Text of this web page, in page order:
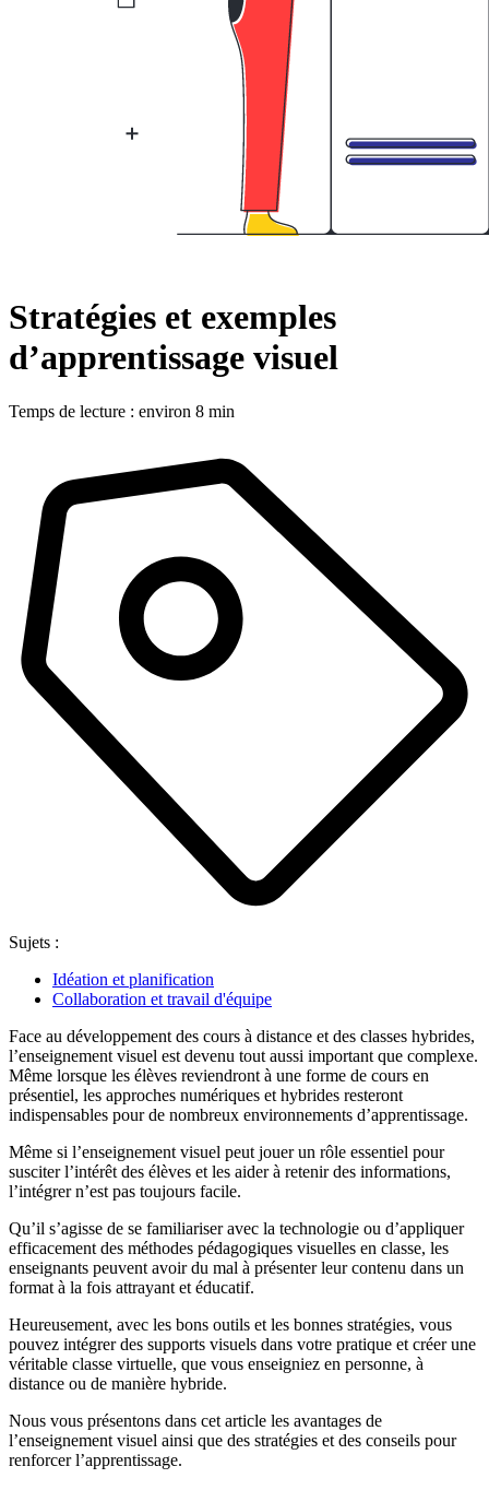
Stratégies et exemples
d’apprentissage visuel
Temps de lecture : environ 8 min
Sujets :
Idéation et planification
Collaboration et travail d'équipe
Face au développement des cours à distance et des classes hybrides,
l’enseignement visuel est devenu tout aussi important que complexe.
Même lorsque les élèves reviendront à une forme de cours en
présentiel, les approches numériques et hybrides resteront
indispensables pour de nombreux environnements d’apprentissage.
Même si l’enseignement visuel peut jouer un rôle essentiel pour
susciter l’intérêt des élèves et les aider à retenir des informations,
l’intégrer n’est pas toujours facile.
Qu’il s’agisse de se familiariser avec la technologie ou d’appliquer
efficacement des méthodes pédagogiques visuelles en classe, les
enseignants peuvent avoir du mal à présenter leur contenu dans un
format à la fois attrayant et éducatif.
Heureusement, avec les bons outils et les bonnes stratégies, vous
pouvez intégrer des supports visuels dans votre pratique et créer une
véritable classe virtuelle, que vous enseigniez en personne, à
distance ou de manière hybride.
Nous vous présentons dans cet article les avantages de
l’enseignement visuel ainsi que des stratégies et des conseils pour
renforcer l’apprentissage.